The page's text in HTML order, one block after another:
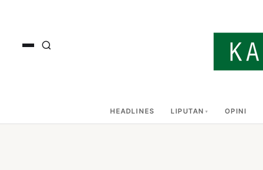
HEADLINES LIPUTAN OPINI